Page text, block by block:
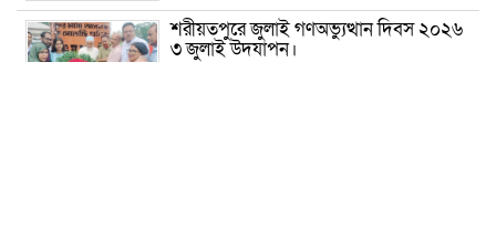
শরীয়তপুরে জুলাই গণঅভ্যুত্থান দিবস ২০২৬
৩ জুলাই উদযাপন।